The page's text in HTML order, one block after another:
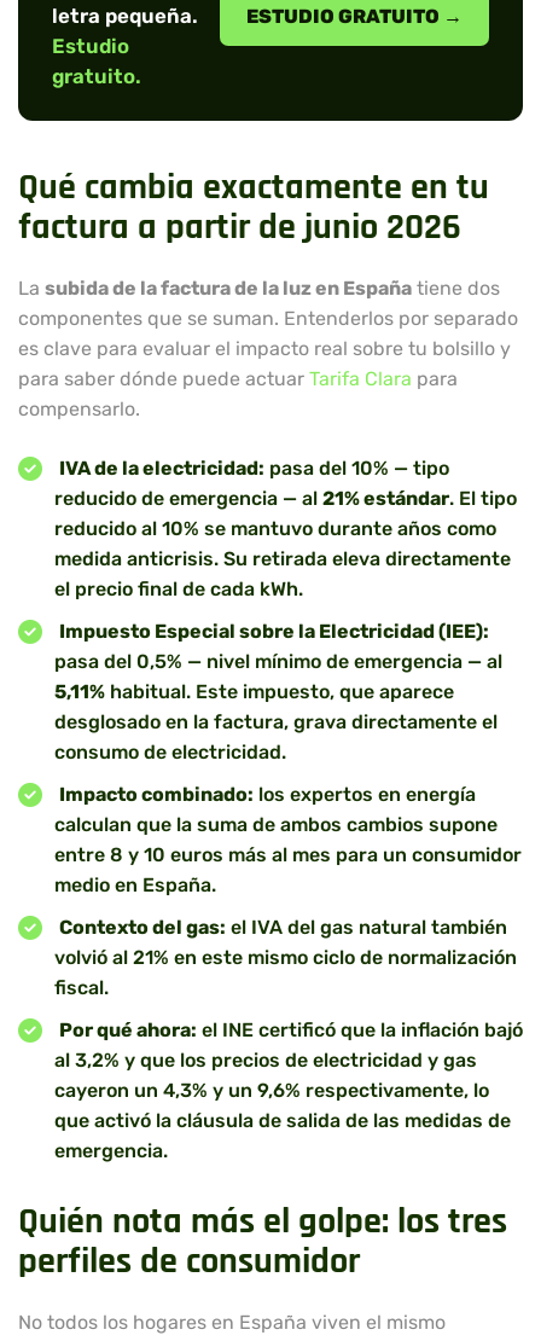
letra pequeña.
Estudio
gratuito.
ESTUDIO GRATUITO →
Qué cambia exactamente en tu
factura a partir de junio 2026
La subida de la factura de la luz en España tiene dos
componentes que se suman. Entenderlos por separado
es clave para evaluar el impacto real sobre tu bolsillo y
para saber dónde puede actuar Tarifa Clara para
compensarlo.
IVA de la electricidad: pasa del 10% — tipo
reducido de emergencia — al 21% estándar. El tipo
reducido al 10% se mantuvo durante años como
medida anticrisis. Su retirada eleva directamente
el precio final de cada kWh.
Impuesto Especial sobre la Electricidad (IEE):
pasa del 0,5% — nivel mínimo de emergencia — al
5,11% habitual. Este impuesto, que aparece
desglosado en la factura, grava directamente el
consumo de electricidad.
Impacto combinado: los expertos en energía
calculan que la suma de ambos cambios supone
entre 8 y 10 euros más al mes para un consumidor
medio en España.
Contexto del gas: el IVA del gas natural también
volvió al 21% en este mismo ciclo de normalización
fiscal.
Por qué ahora: el INE certificó que la inflación bajó
al 3,2% y que los precios de electricidad y gas
cayeron un 4,3% y un 9,6% respectivamente, lo
que activó la cláusula de salida de las medidas de
emergencia.
Quién nota más el golpe: los tres
perfiles de consumidor
No todos los hogares en España viven el mismo